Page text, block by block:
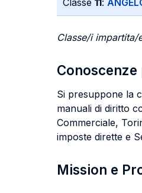
Classe 11:
Classe/i impartita/
Si presuppone la
manuali di diritto
Commerciale,
imposte dirette e
Mission e